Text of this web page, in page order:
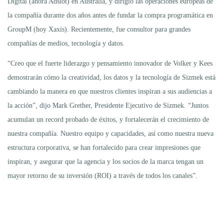
la compañía durante dos años antes de fundar la compra programática en
GroupM (hoy Xaxis). Recientemente, fue consultor para grandes
compañías de medios, tecnología y datos.
“Creo que el fuerte liderazgo y pensamiento innovador de Volker y Kees
demostrarán cómo la creatividad, los datos y la tecnología de Sizmek está
cambiando la manera en que nuestros clientes inspiran a sus audiencias a
la acción”, dijo Mark Grether, Presidente Ejecutivo de Sizmek. “Juntos
acumulan un record probado de éxitos, y fortalecerán el crecimiento de
nuestra compañía. Nuestro equipo y capacidades, así como nuestra nueva
estructura corporativa, se han fortalecido para crear impresiones que
inspiran, y asegurar que la agencia y los socios de la marca tengan un
mayor retorno de su inversión (ROI) a través de todos los canales”.